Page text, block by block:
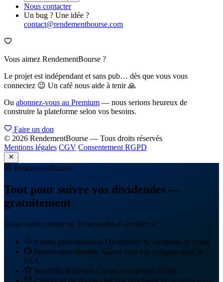
Nous contacter
Un bug ? Une idée ?
contact@rendementbourse.com
Vous aimez RendementBourse ?
Le projet est indépendant et sans pub… dès que vous vous
connectez 😉 Un café nous aide à tenir 🙏
Ou abonnez-vous au Premium — nous serions heureux de
construire la plateforme selon vos besoins.
Faire un don
© 2026 RendementBourse — Tous droits réservés
Mentions légales CGV Consentement RGPD
RendementBourse
Tout pour suivre vos dividendes —
gratuitement
Créez votre compte en 30 secondes et accédez à :
Alertes personnalisées Dividendes & variations de cours
Portefeuilles illimités Suivez tous vos comptes titres &
PEA
Watchlist & favoris Gardez vos actions à l'œil